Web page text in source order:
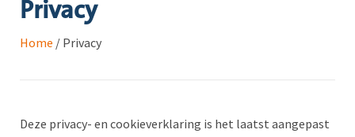
Privacy
Home / Privacy
Deze privacy- en cookieverklaring is het laatst aangepast